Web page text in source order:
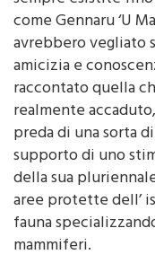
come Gennaru ‘U
avrebbero vegliato
amicizia e
raccontato quella
realmente
preda di una sorta
supporto di uno
della sua
aree protette dell’
fauna
mammiferi.